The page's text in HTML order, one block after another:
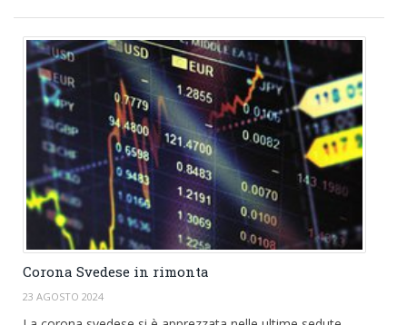
Corona Svedese in rimonta
23 AGOSTO 2024